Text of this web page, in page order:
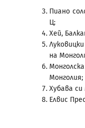
Пиано
Ц;
Хей,
на
Монголия;
Хубава си
Елвис